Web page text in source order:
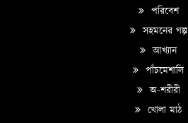
পরিবেশ
সহমনের গল্প
আখ্যান
পাঁচমেশালি
অ-শরীরী
খোলা মাঠ